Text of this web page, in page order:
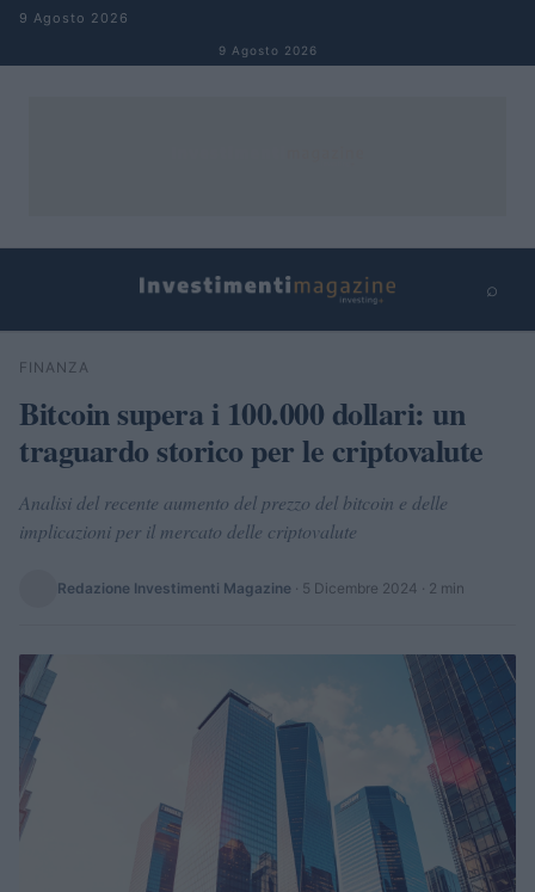
Salta al contenuto
9 Agosto 2026
9 Agosto 2026
⌕
Cerca
FINANZA
Bitcoin supera i 100.000 dollari: un
traguardo storico per le criptovalute
Analisi del recente aumento del prezzo del bitcoin e delle
implicazioni per il mercato delle criptovalute
Redazione Investimenti Magazine · 5 Dicembre 2024 · 2 min